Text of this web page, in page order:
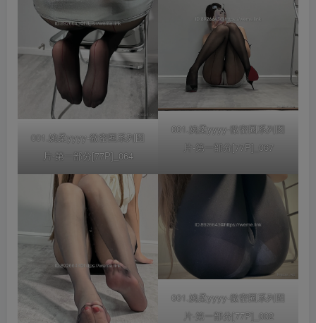
001.婉柔yyyy-微密圈系列图
片-第一部分[77P]_064
001.婉柔yyyy-微密圈系列图
片-第一部分[77P]_067
001.婉柔yyyy-微密圈系列图
片-第一部分[77P]_002